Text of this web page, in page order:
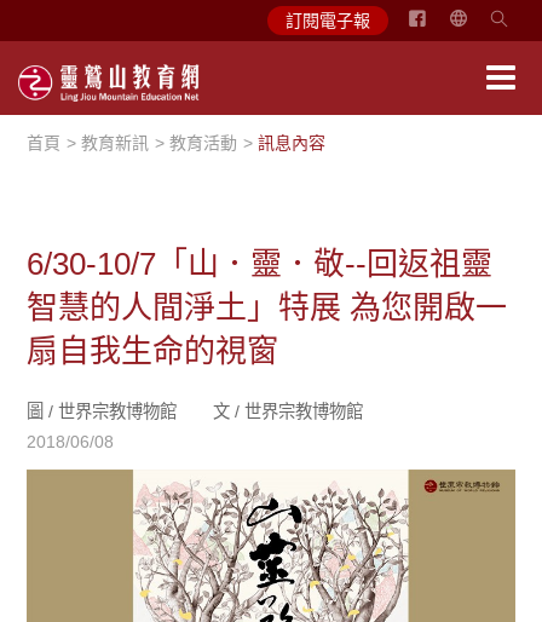
訂閱電子報
简
首頁 教育新訊 教育活動 訊息內容
6/30-10/7「山．靈．敬--回返祖靈
智慧的人間淨土」特展 為您開啟一
扇自我生命的視窗
圖 /世界宗教博物館 文 /世界宗教博物館
2018/06/08